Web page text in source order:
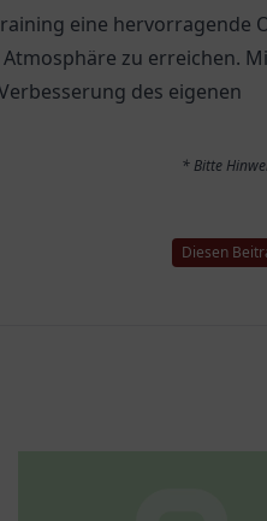
eine hervorragende
zu erreichen.
des eigenen
* Bitte
Diesen